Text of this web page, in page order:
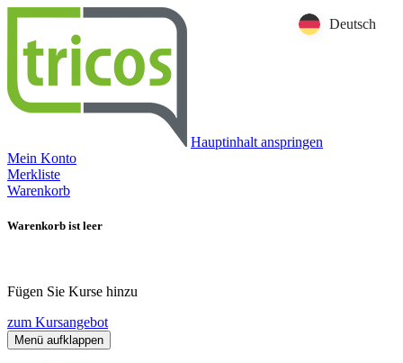
Hauptinhalt anspringen
Mein Konto
Merkliste
Warenkorb
Warenkorb ist leer
Fügen Sie Kurse hinzu
zum Kursangebot
Menü aufklappen
Deutsch